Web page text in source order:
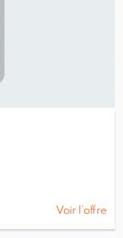
Voir l’offre